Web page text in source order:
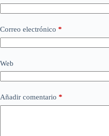
Correo electrónico *
Web
Añadir comentario *